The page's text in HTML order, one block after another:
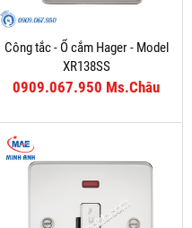
Công tắc - Ổ cắm Hager - Model
XR138SS
0909.067.950 Ms.Châu